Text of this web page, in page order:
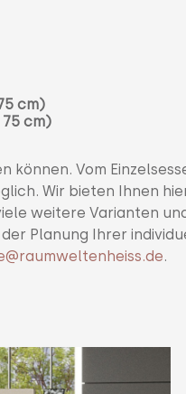
cm)
75 cm)
Vom
Wir bieten Ihnen
weitere Varianten
Planung Ihrer
.